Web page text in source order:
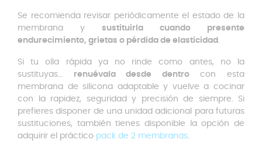
Se recomienda revisar periódicamente el estado de la
membrana y sustituirla cuando presente
endurecimiento, grietas o pérdida de elasticidad .
Si tu olla rápida ya no rinde como antes, no la
sustituyas… renuévala desde dentrocon esta
membrana de silicona adaptable y vuelve a cocinar
con la rapidez, seguridad y precisión de siempre. Si
prefieres disponer de una unidad adicional para futuras
sustituciones, también tienes disponible la opción de
adquirir el práctico pack de 2 membranas.